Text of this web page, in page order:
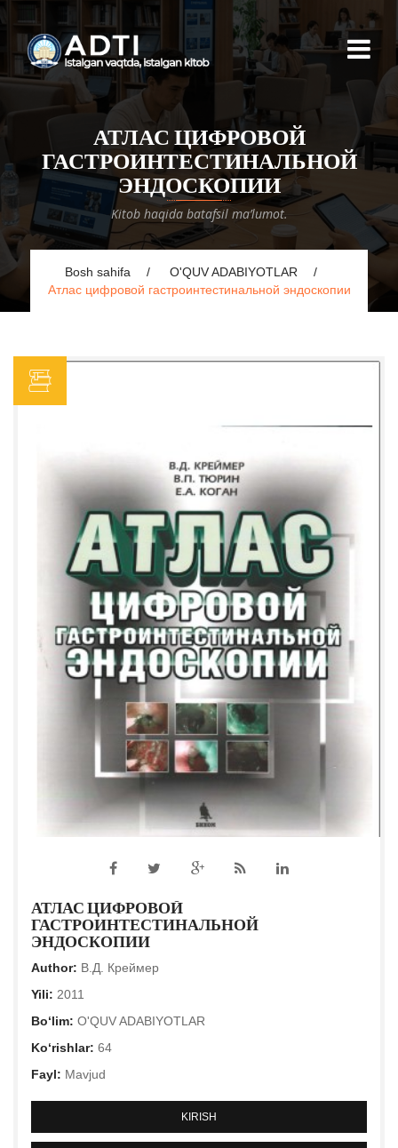
АТЛАС ЦИФРОВОЙ
ГАСТРОИНТЕСТИНАЛЬНОЙ
ЭНДОСКОПИИ
Kitob haqida batafsil ma’lumot.
Bosh sahifa
O'QUV ADABIYOTLAR
Атлас цифровой гастроинтестинальной эндоскопии
АТЛАС ЦИФРОВОЙ
ГАСТРОИНТЕСТИНАЛЬНОЙ
ЭНДОСКОПИИ
Author: В.Д. Креймер
Yili: 2011
Bo‘lim: O'QUV ADABIYOTLAR
Ko‘rishlar: 64
Fayl: Mavjud
KIRISH